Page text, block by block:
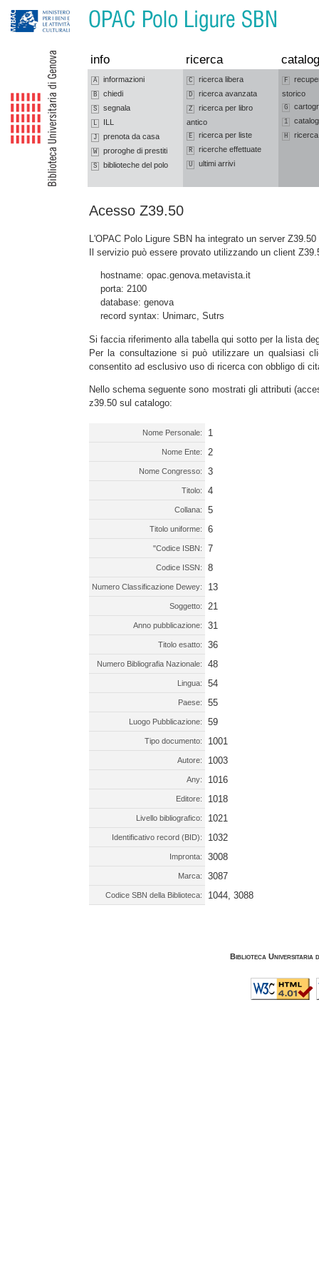
info ricerca
A informazioni
B chiedi
S segnala
L ILL
J prenota da casa
W proroghe di prestiti
S biblioteche del polo
C ricerca libera
D ricerca avanzata
Z
ricerca per libro
antico
E ricerca per liste
R ricerche effettuate
U ultimi arrivi
F
storico
G
1
H ricerca
Acesso Z39.50
L'OPAC Polo Ligure SBN ha integrato un server
Il servizio può essere provato utilizzando un client
hostname: opac.genova.metavista.it
porta: 2100
database: genova
record syntax: Unimarc, Sutrs
Si faccia riferimento alla tabella qui sotto per la lista
Per la consultazione si può utilizzare un qualsiasi
consentito ad esclusivo uso di ricerca con obbligo di
Nello schema seguente sono mostrati gli attributi
z39.50 sul catalogo:
Nome Personale: 1
Nome Ente: 2
Nome Congresso: 3
Titolo: 4
Collana: 5
Titolo uniforme: 6
"Codice ISBN: 7
Codice ISSN: 8
Numero Classificazione Dewey: 13
Soggetto: 21
Anno pubblicazione: 31
Titolo esatto: 36
Numero Bibliografia Nazionale: 48
Lingua: 54
Paese: 55
Luogo Pubblicazione: 59
Tipo documento: 1001
Autore: 1003
Any: 1016
Editore: 1018
Livello bibliografico: 1021
Identificativo record (BID): 1032
Impronta: 3008
Marca: 3087
Codice SBN della Biblioteca: 1044, 3088
Biblioteca Universitaria